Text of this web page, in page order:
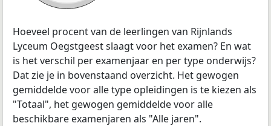
Hoeveel procent van de leerlingen van Rijnlands
Lyceum Oegstgeest slaagt voor het examen? En wat
is het verschil per examenjaar en per type onderwijs?
Dat zie je in bovenstaand overzicht. Het gewogen
gemiddelde voor alle type opleidingen is te kiezen als
"Totaal", het gewogen gemiddelde voor alle
beschikbare examenjaren als "Alle jaren".